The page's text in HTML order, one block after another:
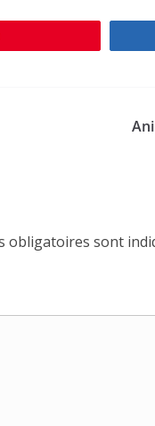
obligatoires sont